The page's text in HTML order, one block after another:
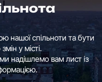
нашої спільноти та бути
у місті.
надішлемо вам лист із